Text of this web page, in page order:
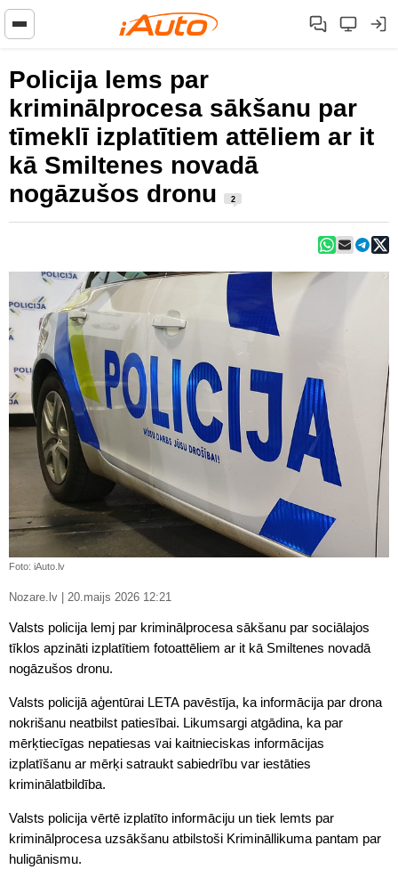
Policija lems par
kriminālprocesa sākšanu par
tīmeklī izplatītiem attēliem ar it
kā Smiltenes novadā
nogāzušos dronu
2
Foto: iAuto.lv
Nozare.lv | 20.maijs 2026 12:21
Valsts policija lemj par kriminālprocesa sākšanu par sociālajos
tīklos apzināti izplatītiem fotoattēliem ar it kā Smiltenes novadā
nogāzušos dronu.
Valsts policijā aģentūrai LETA pavēstīja, ka informācija par drona
nokrišanu neatbilst patiesībai. Likumsargi atgādina, ka par
mērķtiecīgas nepatiesas vai kaitnieciskas informācijas
izplatīšanu ar mērķi satraukt sabiedrību var iestāties
kriminālatbildība.
Valsts policija vērtē izplatīto informāciju un tiek lemts par
kriminālprocesa uzsākšanu atbilstoši Krimināllikuma pantam par
huligānismu.